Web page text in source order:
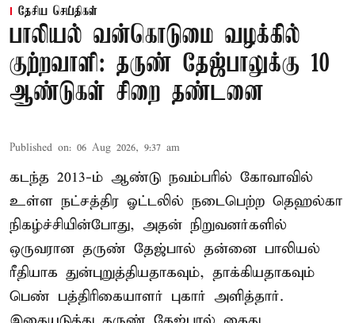
தேசிய செய்திகள்
பாலியல் வன்கொடுமை வழக்கில்
குற்றவாளி: தருண் தேஜ்பாலுக்கு 10
ஆண்டுகள் சிறை தண்டனை
Published on: 06 Aug 2026, 9:37 am
கடந்த 2013-ம் ஆண்டு நவம்பரில் கோவாவில்
உள்ள நட்சத்திர ஓட்டலில் நடைபெற்ற தெஹல்கா
நிகழ்ச்சியின்போது, அதன் நிறுவனர்களில்
ஒருவரான தருண் தேஜ்பால் தன்னை பாலியல்
ரீதியாக துன்புறுத்தியதாகவும், தாக்கியதாகவும்
பெண் பத்திரிகையாளர் புகார் அளித்தார்.